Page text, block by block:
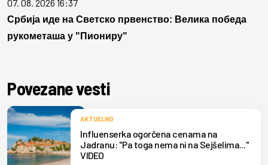
07. 08. 2026 16:37
Србија иде на Светско првенство: Велика победа
рукометаша у "Пиониру"
Povezane vesti
AKTUELNO
Influenserka ogorčena cenama na
Jadranu: "Pa toga nema ni na Sejšelima..."
VIDEO